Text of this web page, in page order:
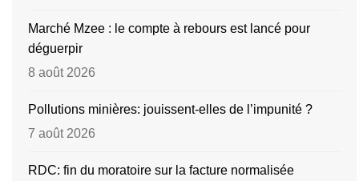
Marché Mzee : le compte à rebours est lancé pour
déguerpir
8 août 2026
Pollutions minières: jouissent-elles de l’impunité ?
7 août 2026
RDC: fin du moratoire sur la facture normalisée